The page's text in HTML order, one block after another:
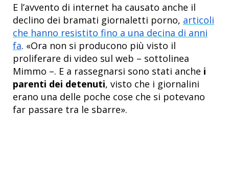
E l’avvento di internet ha causato anche il
declino dei bramati giornaletti porno, articoli
che hanno resistito fino a una decina di anni
fa. «Ora non si producono più visto il
proliferare di video sul web – sottolinea
Mimmo –. E a rassegnarsi sono stati anche i
parenti dei detenuti, visto che i giornalini
erano una delle poche cose che si potevano
far passare tra le sbarre».